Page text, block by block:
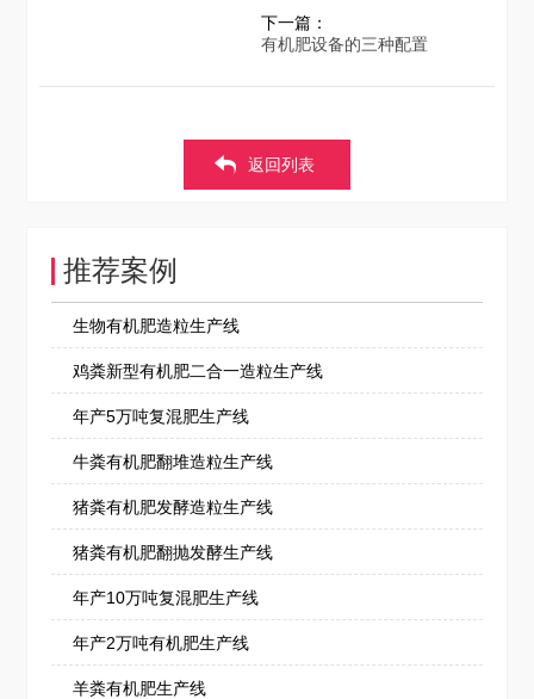
下一篇：
有机肥设备的三种配置
返回列表
推荐案例
生物有机肥造粒生产线
鸡粪新型有机肥二合一造粒生产线
年产5万吨复混肥生产线
牛粪有机肥翻堆造粒生产线
猪粪有机肥发酵造粒生产线
猪粪有机肥翻抛发酵生产线
年产10万吨复混肥生产线
年产2万吨有机肥生产线
羊粪有机肥生产线